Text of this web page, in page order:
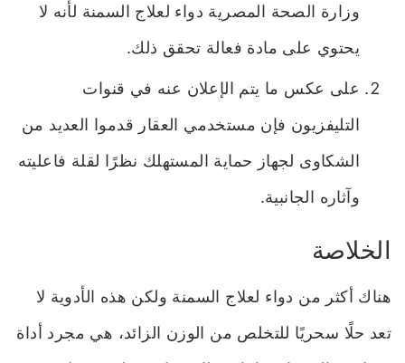
وزارة الصحة المصرية دواء لعلاج السمنة لأنه لا
يحتوي على مادة فعالة تحقق ذلك.
على عكس ما يتم الإعلان عنه في قنوات
التليفزيون فإن مستخدمي العقار قدموا العديد من
الشكاوى لجهاز حماية المستهلك نظرًا لقلة فاعليته
وآثاره الجانبية.
الخلاصة
هناك أكثر من دواء لعلاج السمنة ولكن هذه الأدوية لا
تعد حلًا سحريًا للتخلص من الوزن الزائد، هي مجرد أداة